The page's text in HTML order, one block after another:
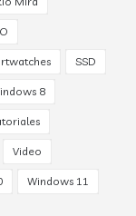
SSD
8
Video
Windows 11